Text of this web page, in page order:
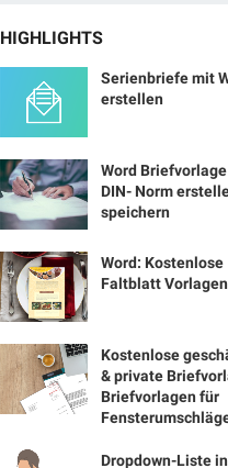
HIGHLIGHTS
Serienbriefe mit
erstellen
Word
DIN- Norm
speichern
Word: Kostenlose
Faltblatt Vorlagen
Kostenlose
& private
Briefvorlagen für
Dropdown-Liste